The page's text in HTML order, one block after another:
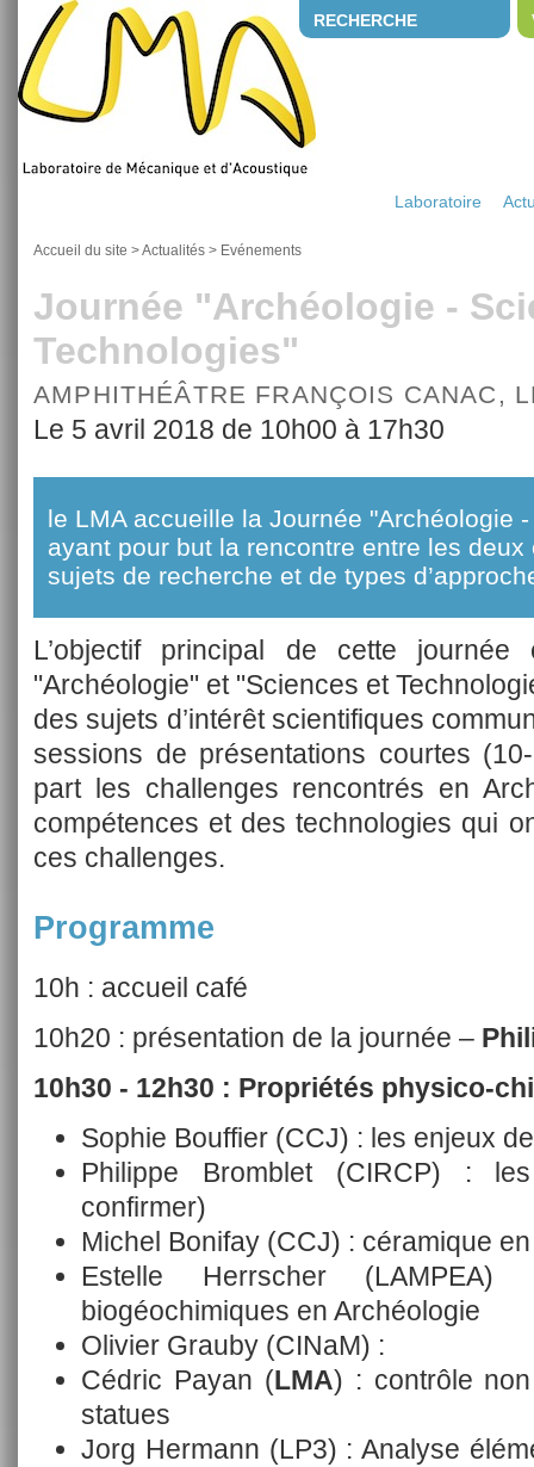
RECHERCHE
Laboratoire
Accueil du site >Actualités > Evénements
Journée "Archéologie -
Technologies"
AMPHITHÉÂTRE FRANÇOIS CANAC,
Le 5 avril 2018 de 10h00 à 17h30
le LMA accueille la Journée "Archéologie
ayant pour but la rencontre entre les
sujets de recherche et de types
L’objectif principal de cette
"Archéologie" et "Sciences et
des sujets d’intérêt scientifiques
sessions de présentations courtes
part les challenges rencontrés en
compétences et des technologies qui
ces challenges.
Programme
10h : accueil café
10h20 : présentation de la journée –
10h30 - 12h30 : Propriétés physico-
Sophie Bouffier (CCJ) : les enjeux
Philippe Bromblet (CIRCP) :
confirmer)
Michel Bonifay (CCJ) : céramique
Estelle Herrscher
biogéochimiques en Archéologie
Olivier Grauby (CINaM) :
Cédric Payan (LMA) : contrôle
statues
Jorg Hermann (LP3) : Analyse